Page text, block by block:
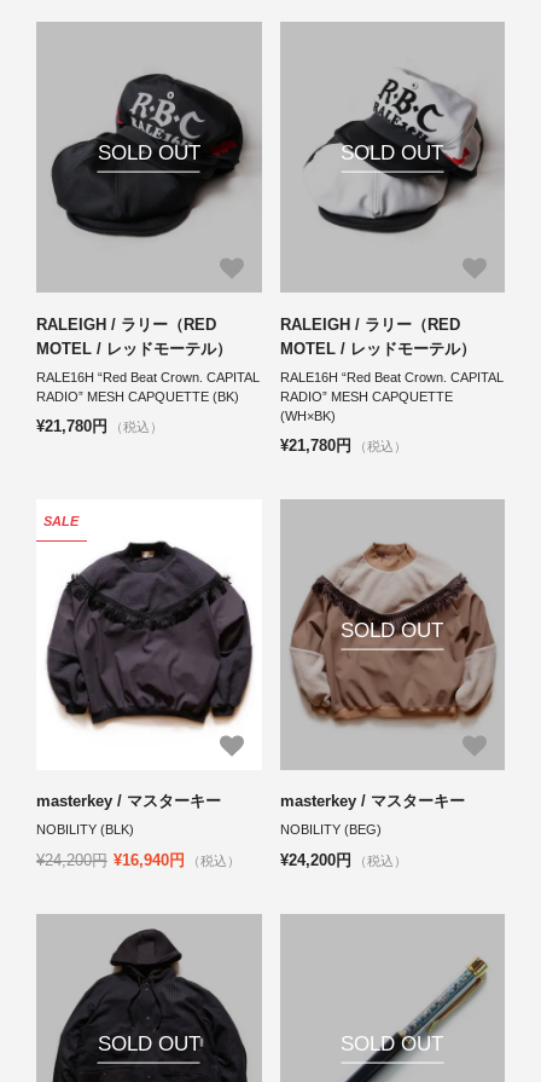
SOLD OUT
RALEIGH / ラリー（RED
MOTEL / レッドモーテル）
RALE16H “Red Beat Crown. CAPITAL
RADIO” MESH CAPQUETTE (BK)
¥21,780円 （税込）
SOLD OUT
RALEIGH / ラリー（RED
MOTEL / レッドモーテル）
RALE16H “Red Beat Crown. CAPITAL
RADIO” MESH CAPQUETTE
(WH×BK)
¥21,780円 （税込）
SALE
masterkey / マスターキー
NOBILITY (BLK)
¥24,200円 ¥16,940円 （税込）
SOLD OUT
masterkey / マスターキー
NOBILITY (BEG)
¥24,200円 （税込）
SOLD OUT SOLD OUT